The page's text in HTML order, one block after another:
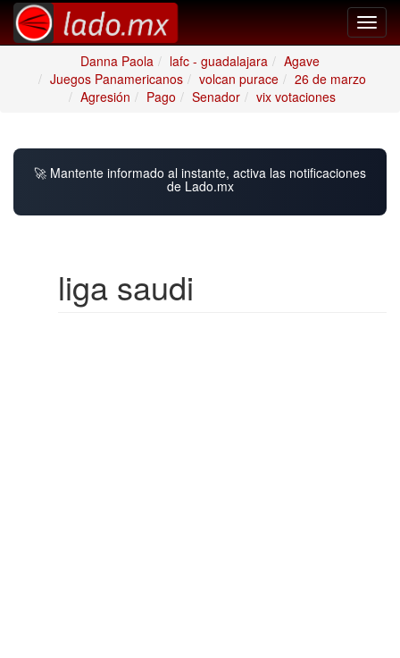
Danna Paola
lafc - guadalajara
Agave
Juegos Panamericanos
volcan purace
26 de marzo
Agresión
Pago Senador vix votaciones
🚀 Mantente informado al instante, activa las notificaciones
de Lado.mx
liga saudi